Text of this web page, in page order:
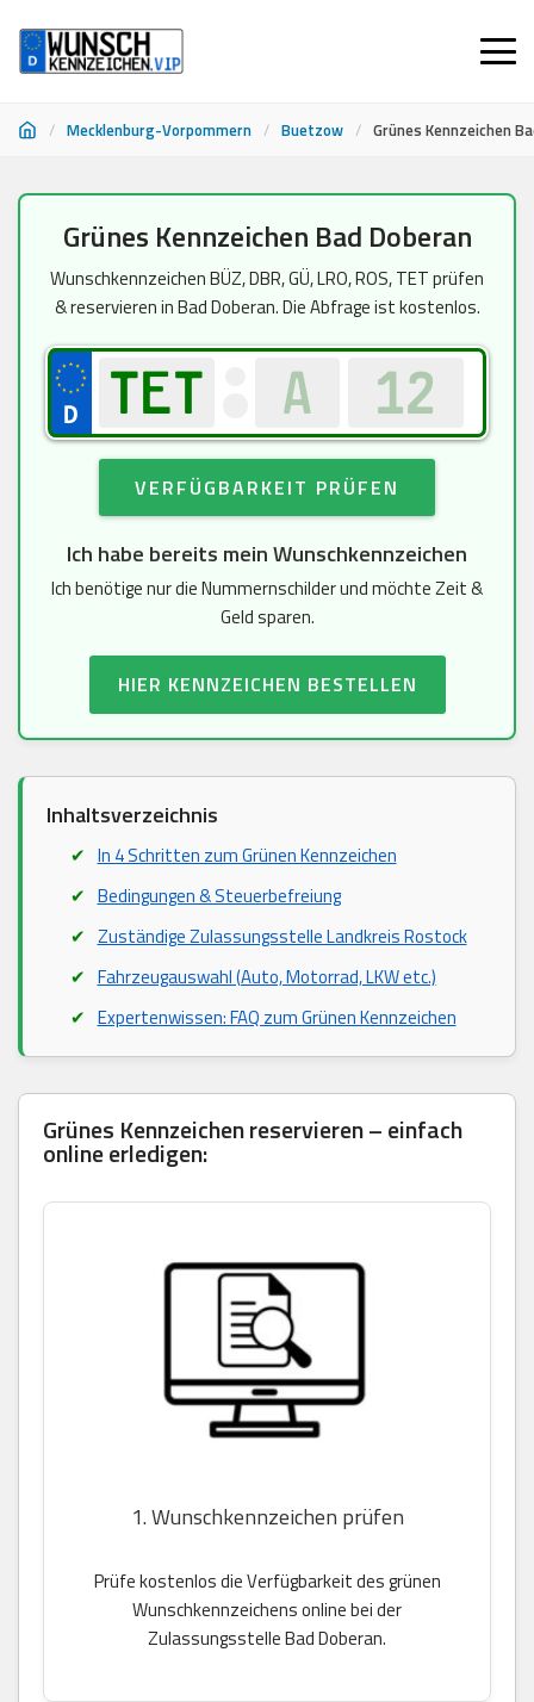
/ Mecklenburg-Vorpommern / Buetzow / Grünes Kennzeichen
springen
Grünes Kennzeichen Bad Doberan
Wunschkennzeichen BÜZ, DBR, GÜ, LRO, ROS, TET prüfen
& reservieren in Bad Doberan. Die Abfrage ist kostenlos.
VERFÜGBARKEIT PRÜFEN
Ich habe bereits mein Wunschkennzeichen
Ich benötige nur die Nummernschilder und möchte Zeit &
Geld sparen.
HIER KENNZEICHEN BESTELLEN
Inhaltsverzeichnis
In 4 Schritten zum Grünen Kennzeichen
Bedingungen & Steuerbefreiung
Zuständige Zulassungsstelle Landkreis Rostock
Fahrzeugauswahl (Auto, Motorrad, LKW etc.)
Expertenwissen: FAQ zum Grünen Kennzeichen
Grünes Kennzeichen reservieren – einfach
online erledigen:
1. Wunschkennzeichen prüfen
Prüfe kostenlos die Verfügbarkeit des grünen
Wunschkennzeichens online bei der
Zulassungsstelle Bad Doberan.